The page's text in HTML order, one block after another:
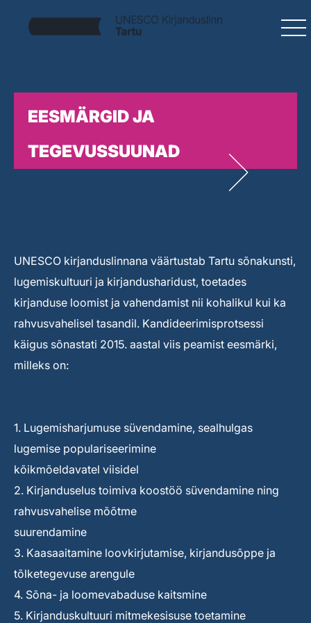
EESMÄRGID JA
TEGEVUSSUUNAD
UNESCO kirjanduslinnana väärtustab Tartu sõnakunsti,
lugemiskultuuri ja kirjandusharidust, toetades
kirjanduse loomist ja vahendamist nii kohalikul kui ka
rahvusvahelisel tasandil. Kandideerimisprotsessi
käigus sõnastati 2015. aastal viis peamist eesmärki,
milleks on:
1. Lugemisharjumuse süvendamine, sealhulgas
lugemise populariseerimine
kõikmõeldavatel viisidel
2. Kirjanduselus toimiva koostöö süvendamine ning
rahvusvahelise mõõtme
suurendamine
3. Kaasaaitamine loovkirjutamise, kirjandusõppe ja
tõlketegevuse arengule
4. Sõna- ja loomevabaduse kaitsmine
5. Kirjanduskultuuri mitmekesisuse toetamine